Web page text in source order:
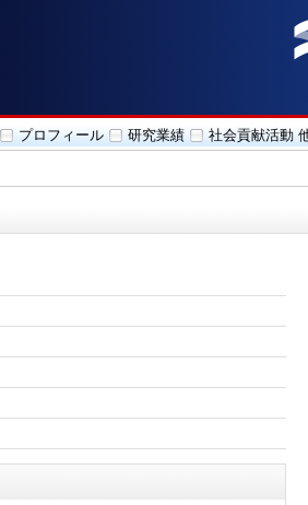
プロフィール 研究業績 社会貢献活動